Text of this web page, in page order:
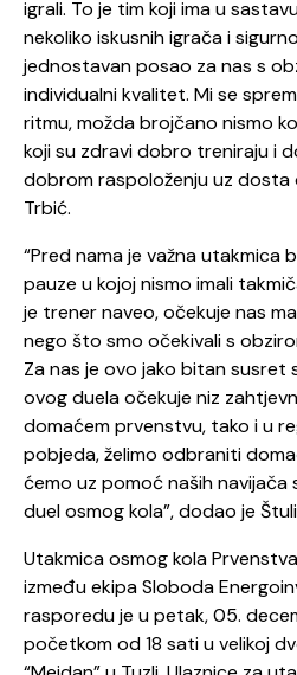
igrali. To je tim koji ima u
nekoliko iskusnih igrača i
jednostavan posao za nas s
individualni kvalitet. Mi se
ritmu, možda brojčano nismo
koji su zdravi dobro treniraju i
dobrom raspoloženju uz dosta
Trbić.
“Pred nama je važna utakmica
pauze u kojoj nismo imali
je trener naveo, očekuje nas
nego što smo očekivali s
Za nas je ovo jako bitan susret
ovog duela očekuje niz
domaćem prvenstvu, tako i u
pobjeda, želimo odbraniti
ćemo uz pomoć naših
duel osmog kola”, dodao je
Utakmica osmog kola
između ekipa Sloboda
rasporedu je u petak, 05.
početkom od 18 sati u velikoj